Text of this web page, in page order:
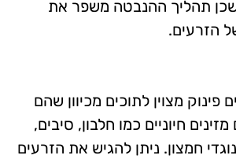
שכן תהליך ההנבטה משפר את
הזרעים.
פינוק מצוין לתוכים מכיוון שהם
חיוניים כמו חלבון, סיבים,
חמצון. ניתן להגיש את הזרעים